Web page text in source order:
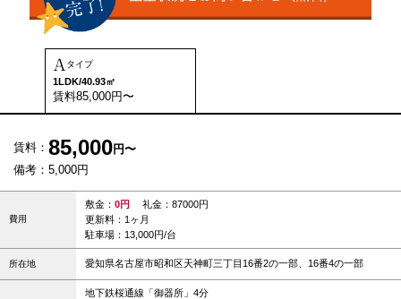
A タイプ
1LDK/40.93㎡
賃料85,000円〜
賃料： 85,000円〜
備考：5,000円
費用
敷金： 0円
礼金：87000円
更新料：1ヶ月
駐車場：13,000円/台
所在地 愛知県名古屋市昭和区天神町三丁目16番2の一部、16番4の一部
地下鉄桜通線「御器所」4分